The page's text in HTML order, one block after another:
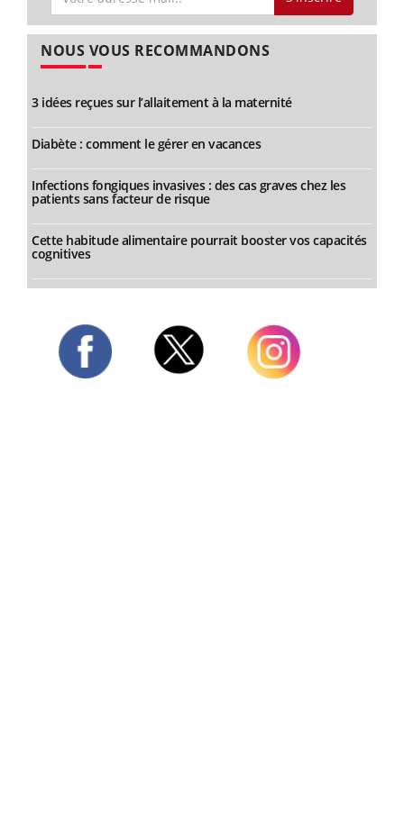
NOUS VOUS RECOMMANDONS
3 idées reçues sur l’allaitement à la maternité
Diabète : comment le gérer en vacances
Infections fongiques invasives : des cas graves chez les
patients sans facteur de risque
Cette habitude alimentaire pourrait booster vos capacités
cognitives